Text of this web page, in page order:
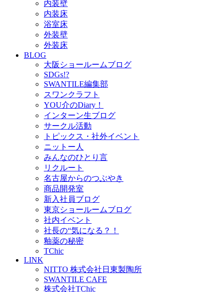
内装壁
内装床
浴室床
外装壁
外装床
BLOG
大阪ショールームブログ
SDGs!?
SWANTILE編集部
スワンクラフト
YOU介のDiary！
インターン生ブログ
サークル活動
トピックス・社外イベント
ニットー人
みんなのひとり言
リクルート
名古屋からのつぶやき
商品開発室
新入社員ブログ
東京ショールームブログ
社内イベント
社長の“気になる？！
釉薬の秘密
TChic
LINK
NITTO 株式会社日東製陶所
SWANTILE CAFE
株式会社TChic